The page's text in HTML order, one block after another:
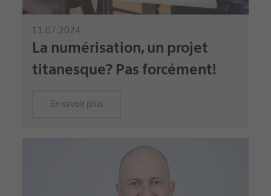
11.07.2024
La numérisation, un projet
titanesque? Pas forcément!
En savoir plus